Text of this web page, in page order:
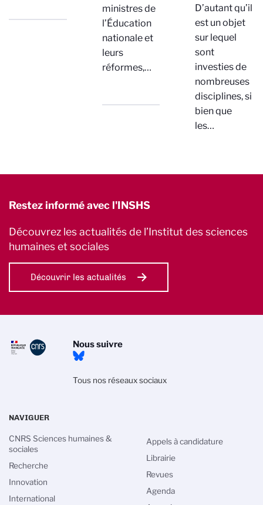
ministres de
l’Éducation
nationale et
leurs
réformes,…
D’autant qu’il
est un objet
sur lequel
sont
investies de
nombreuses
disciplines, si
bien que
les…
Restez informé avec l'INSHS
Découvrez les actualités de l’Institut des sciences
humaines et sociales
Découvrir les actualités
Nous suivre
Tous nos réseaux sociaux
NAVIGUER
CNRS Sciences humaines &
sociales
Recherche
Innovation
International
Appels à candidature
Librairie
Revues
Agenda